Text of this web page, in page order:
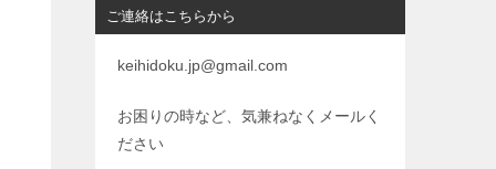
ご連絡はこちらから
keihidoku.jp@gmail.com
お困りの時など、気兼ねなくメールく
ださい